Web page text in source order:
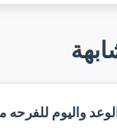
واليوم للفرحه